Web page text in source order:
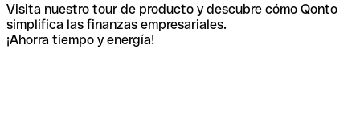
Visita nuestro tour de producto y descubre cómo Qonto
simplifica las finanzas empresariales.
¡Ahorra tiempo y energía!